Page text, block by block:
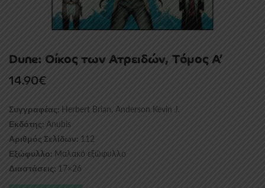
Dune: Οίκος των Ατρειδών, Tόμος Α’
14.90€
Συγγραφέας: Herbert Brian, Anderson Kevin J.
Εκδότης: Anubis
Αριθμός Σελίδων: 112
Εξώφυλλο: Μαλακό εξώφυλλο
Διαστάσεις: 17×26